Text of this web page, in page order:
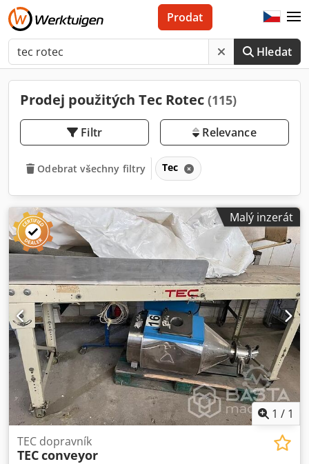
Hledat
Prodat
Prodej použitých Tec Rotec (115)
Filtr Relevance
Odebrat všechny filtry Tec
Malý inzerát
1 / 1
TEC dopravník
TECconveyor